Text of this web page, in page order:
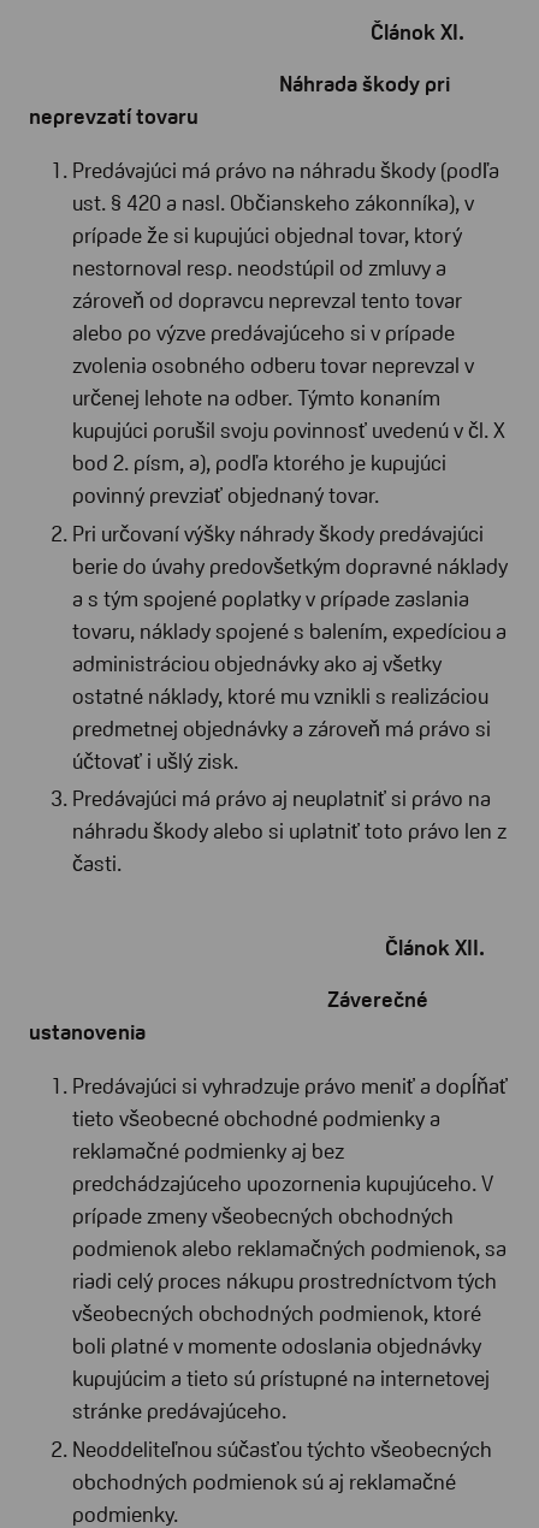
Článok XI.
Náhrada škody pri
neprevzatí tovaru
Predávajúci má právo na náhradu škody (podľa
ust. § 420 a nasl. Občianskeho zákonníka), v
prípade že si kupujúci objednal tovar, ktorý
nestornoval resp. neodstúpil od zmluvy a
zároveň od dopravcu neprevzal tento tovar
alebo po výzve predávajúceho si v prípade
zvolenia osobného odberu tovar neprevzal v
určenej lehote na odber. Týmto konaním
kupujúci porušil svoju povinnosť uvedenú v čl. X
bod 2. písm, a), podľa ktorého je kupujúci
povinný prevziať objednaný tovar.
Pri určovaní výšky náhrady škody predávajúci
berie do úvahy predovšetkým dopravné náklady
a s tým spojené poplatky v prípade zaslania
tovaru, náklady spojené s balením, expedíciou a
administráciou objednávky ako aj všetky
ostatné náklady, ktoré mu vznikli s realizáciou
predmetnej objednávky a zároveň má právo si
účtovať i ušlý zisk.
Predávajúci má právo aj neuplatniť si právo na
náhradu škody alebo si uplatniť toto právo len z
časti.
Článok XII.
Záverečné
ustanovenia
Predávajúci si vyhradzuje právo meniť a dopĺňať
tieto všeobecné obchodné podmienky a
reklamačné podmienky aj bez
predchádzajúceho upozornenia kupujúceho. V
prípade zmeny všeobecných obchodných
podmienok alebo reklamačných podmienok, sa
riadi celý proces nákupu prostredníctvom tých
všeobecných obchodných podmienok, ktoré
boli platné v momente odoslania objednávky
kupujúcim a tieto sú prístupné na internetovej
stránke predávajúceho.
Neoddeliteľnou súčasťou týchto všeobecných
obchodných podmienok sú aj reklamačné
podmienky.